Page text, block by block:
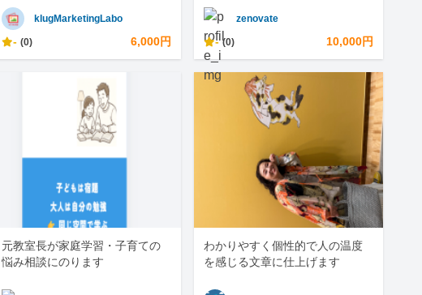
klugMarketingLabo
- (0) 6,000円
zenovate
- (0) 10,000円
元教室長が家庭学習・子育ての
悩み相談にのります
わかりやすく個性的で人の温度
を感じる文章に仕上げます